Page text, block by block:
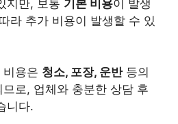
지만, 보통 기본 비용이 발생
라 추가 비용이 발생할 수 있
비용은 청소, 포장, 운반등의
로, 업체와 충분한 상담 후
니다.